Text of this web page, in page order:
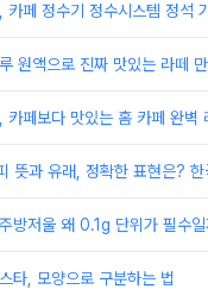
카페 정수기 정수시스템 정석
원액으로 진짜 맛있는 라떼 만
카페보다 맛있는 홈 카페 완벽
뜻과 유래, 정확한 표현은?
방저울 왜 0.1g 단위가 필수
타, 모양으로 구분하는 법